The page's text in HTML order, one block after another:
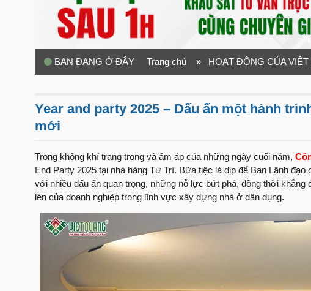
BẠN ĐANG Ở ĐÂY Trang chủ » HOẠT ĐỘNG CỦA VIỆT
Year and party 2025 – Dấu ấn một hành
mới
Trong không khí trang trọng và ấm áp của những ngày cuối năm,
End Party 2025 tại nhà hàng Tư Trì. Bữa tiệc là dịp để Ban Lãnh
với nhiều dấu ấn quan trọng, những nỗ lực bứt phá, đồng thời
lên của doanh nghiệp trong lĩnh vực xây dựng nhà ở dân dụng.